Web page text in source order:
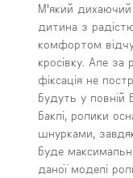
М'який
дитина з
комфортом
кросівку. Але за
фіксація не
будуть у повній
баклі, ролики
шнурками,
буде
даної моделі